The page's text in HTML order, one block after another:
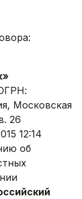
Московская
26
12:14
об